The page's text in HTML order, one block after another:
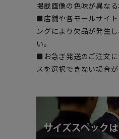
掲載画像の色味が異なる
■店舗や各モールサイ
ングにより欠品が発生
い。
■お急ぎ発送のご注文
スを選択できない場合が